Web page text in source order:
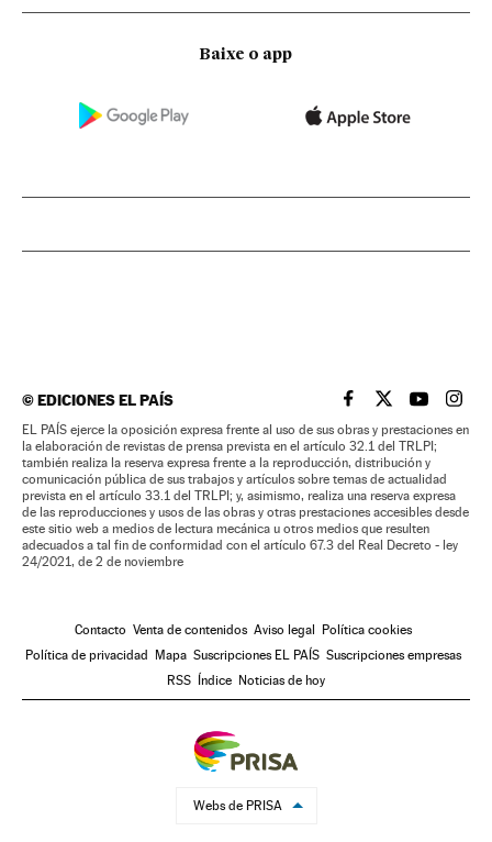
Baixe o app
©EDICIONES EL PAÍS EL PAÍS BRASIL EN
EL PAÍSEL PAÍS
EL
EL PAÍS ejerce la oposición expresa frente al uso de sus obras y prestaciones en
la elaboración de revistas de prensa prevista en el artículo 32.1 del TRLPI;
también realiza la reserva expresa frente a la reproducción, distribución y
comunicación pública de sus trabajos y artículos sobre temas de actualidad
prevista en el artículo 33.1 del TRLPI; y, asimismo, realiza una reserva expresa
de las reproducciones y usos de las obras y otras prestaciones accesibles desde
este sitio web a medios de lectura mecánica u otros medios que resulten
adecuados a tal fin de conformidad con el artículo 67.3 del Real Decreto - ley
24/2021, de 2 de noviembre
Contacto Venta de contenidos Aviso legal Política cookies
Política de privacidad Mapa Suscripciones EL PAÍS Suscripciones empresas
RSS Índice Noticias de hoy
Webs de PRISA